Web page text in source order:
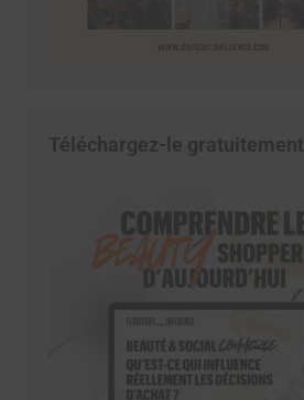
Téléchargez-le gratuitement